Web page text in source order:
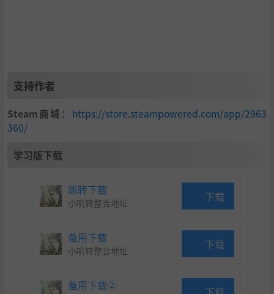
支持作者
Steam商城： https://store.steampowered.com/app/2963
360/
学习版下载
跳转下载
小叽转整合地址 下载
备用下载
小叽转整合地址 下载
备用下载②